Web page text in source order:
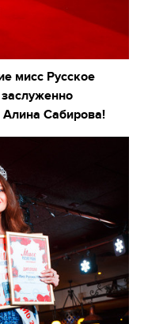
мисс Русское
Алина Сабирова!